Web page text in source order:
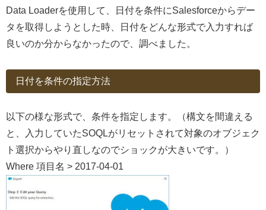
Data Loaderを使用して、日付を条件にSalesforceからデー
タを取得しようとした時、日付をどんな形式で入力すれば
良いのか分からなかったので、調べました。
日付を条件の指定方法
以下の様な形式で、条件を指定します。（構文を間違える
と、入力していたSOQLがリセットされて対象のオブジェク
ト選択からやり直しなのでショックが大きいです。）
Where 項目名 > 2017-04-01